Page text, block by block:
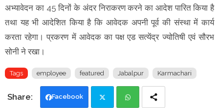
अभ्यावेदन का 45 दिनों के अंदर निराकरण करने का आदेश पारित किया है
तथा यह भी आदेशित किया है कि आवेदक अपनी पूर्व की संस्था में कार्य
करता रहेगा। प्रकरण में आवेदक का पक्ष एड सत्येंद्र ज्योतिषी एवं सौरभ
सोनी ने रखा।
Tags employee featured Jabalpur Karmachari
Facebook